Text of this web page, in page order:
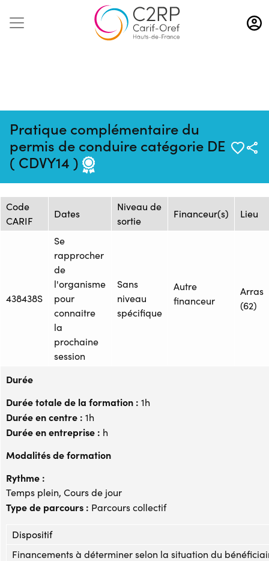
Aller
au
contenu
Pratique complémentaire du
permis de conduire catégorie DE
( CDVY14 )
Mise à jour :
10/10/2025
Formation :
25237455F
Source : AFTRAL -
Arras
Session de formation
Code
CARIF
Dates
Niveau de
sortie
Financeur(s) Lieu
438438S
Se
rapprocher
de
l'organisme
pour
connaitre
la
prochaine
session
Sans
niveau
spécifique
Autre
financeur
Arras
(62)
Durée
Durée totale de la formation : 1h
Durée en centre : 1h
Durée en entreprise : h
Modalités de formation
Rythme :
Temps plein, Cours de jour
Type de parcours : Parcours collectif
Dispositif
Financements à déterminer selon la situation du